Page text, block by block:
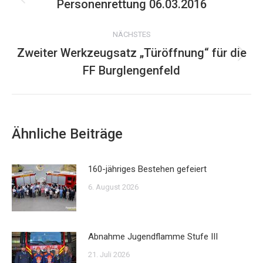
Vorheriger
Personenrettung 06.03.2016
NÄCHSTES
Nächster
Beitrag:
Zweiter Werkzeugsatz „Türöffnung“ für die
FF Burglengenfeld
Ähnliche Beiträge
160-jähriges Bestehen gefeiert
6. August 2026
Abnahme Jugendflamme Stufe III
21. Juli 2026